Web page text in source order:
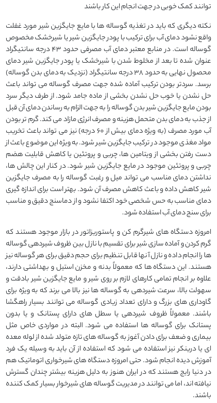
توانند کمک خوبی در جهت انجام این کار باشند
نکته دیگری که باید در تغذیه گوساله ها با مایع جایگزین شیر مورد غفلت
واقع نشود دمای آب برای ترکیب با پودر جایگزین شیر یا شیرخشک مخصوص
گوساله است. در منابع معتبر دمای آب مصرفی حدود ۴۳ درجه سانتیگراد
عنوان شده تا بعد از مخلوط شدن با شیرخشک یا پودر جایگزین شیر دمای
محصول نهایی به حدود ۳۸ درجه سانتیگراد (نزدیک به دمای بدن گوساله)
برسد. سردتر بودن ترکیب آماده شده جهت مصرف گوساله می تواند باعث
حل نشدن یا خوب حل نشدن بخشی از ماده جامد شود. از طرف دیگر سرد
بودن مایع جایگزین شیر بدن گوساله را به جهت الزام به رساندن دمای آن قبل
از جذب به دمای بدن متحمل هزینه و مصرف انرژی مازاد می کند. گرم تر بودن
آب مورد مصرف (به ویژه دمای بیش از ۶۰ درجه) نیز می تواند باعث تخریب
مواد مغذی موجود در ترکیب جایگزین شیر شود. به ویژه این موضوع باعث از
دست رفتن بخشی از ویتامین ها، چربی و پروتئین یا کاهش قابلیت هضم
چربی و پروتئین موجود در مایع جایگزین شیر شود. در کنار این چالش ها،
نداشتن دمای مناسب می تواند میل و رغبت گوساله را به مصرف جایگزین
شیر کاهش داده و باعث کاهش مصرف آن شود. بهتر است برای اندازه گیری
دمای مناسب به حس شخصی خود اکتفا نشود و از دماسنج دقیق و مناسب
برای سنج دمای آب استفاده شود.
امروزه دستگاه های شیرگرم کن و پاستوریزاتور در بازار موجود هستند که
گرم کردن و آماده سازی شیر برای تقسیم با نازل بین ظروف شیردهی گوساله
ها را انجام داده و نازل آنها قابل تنظیم برای حجم دقیق برای هر گوساله نیز
هستند. این دستگاه ها که معمولاً بدنه و مخزن استیل و بهداشتی دارند،
علاوه بر انجام تمامی کارهای لازم بر روی شیر و مایع جایگزین شیر بادقت و
سهولت بالا، سرعت شیردهی به گوساله ها نیز بالا می برند که به ویژه برای
گاوداری های بزرگ و دارای تعداد زیادی گوساله می توانند بسیار راهگشا
باشند. معمولاً ظروف شیردهی یا سطل های دارای پستانک و یا بدون
پستانک برای گوساله ها استفاده می شود. البته در مواردی خاص مثل
بیماری و ضعف برای دادن آغوز به گوساله های تازه متولد شده از لوله معده
ای یا درینکر نیز استفاده می شود که استفاده از آن باید به وسیله یک فرد
آموزش دیده انجام شود. حتی امروزه دستگاه های شیرخواری اتوماتیک هم
در دنیا رایج هستند که در ایران هنوز به دلیل هزینه بیشتر چندان گسترش
نیافته اند، اما می توانند در مدیریت گوساله های شیرخوار بسیار کمک کننده
باشند.